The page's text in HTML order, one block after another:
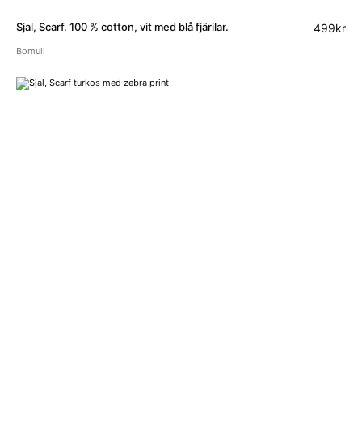
Sjal, Scarf. 100 % cotton, vit med blå fjärilar. 499kr
Bomull